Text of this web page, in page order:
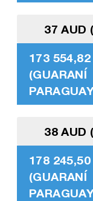
37 AUD
173 554,82
(GUARANÍ
38 AUD
178 245,50
(GUARANÍ